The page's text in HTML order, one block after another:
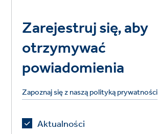
Zarejestruj się, aby
otrzymywać
powiadomienia
Zapoznaj się z naszą polityką prywatności
Aktualności